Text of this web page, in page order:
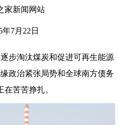
家新闻网站
年7月22日
步淘汰煤炭和促进可再生能源
政治紧张局势和全球南方债务
在苦苦挣扎。